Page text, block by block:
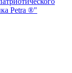
Petra ®"